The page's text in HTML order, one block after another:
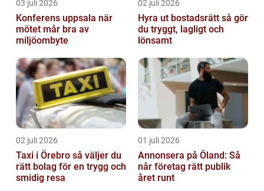
03 juli 2026
Konferens uppsala när
mötet mår bra av
miljöombyte
02 juli 2026
Hyra ut bostadsrätt så gör
du tryggt, lagligt och
lönsamt
02 juli 2026
Taxi i Örebro så väljer du
rätt bolag för en trygg och
smidig resa
01 juli 2026
Annonsera på Öland: Så
når företag rätt publik
året runt